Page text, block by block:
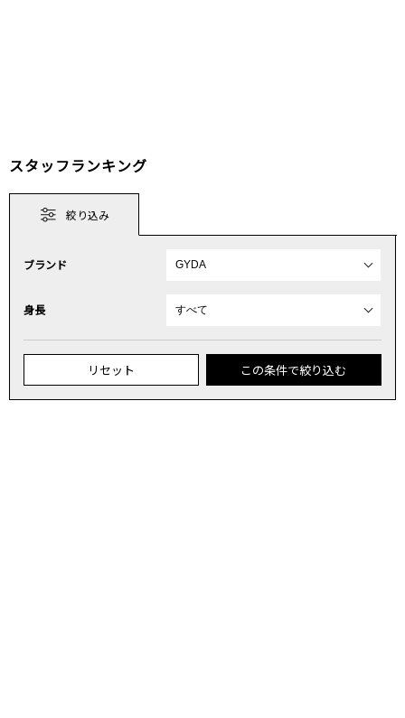
スタッフランキング
絞り込み
ブランド
身長
リセット この条件で絞り込む